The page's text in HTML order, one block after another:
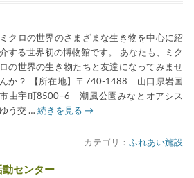
ミクロの世界のさまざまな生き物を中心に紹
介する世界初の博物館です。 あなたも、ミク
ロの世界の生き物たちと友達になってみませ
んか？ 【所在地】〒740-1488 山口県岩国
市由宇町8500−6 潮風公園みなとオアシス
ゆう交 … 続きを見る →
カテゴリ：ふれあい施設
動センター